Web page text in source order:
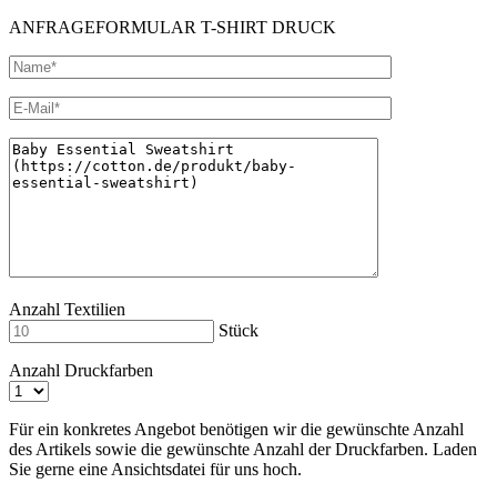
ANFRAGEFORMULAR T-SHIRT DRUCK
Anzahl Textilien
Stück
Anzahl Druckfarben
Für ein konkretes Angebot benötigen wir die gewünschte Anzahl
des Artikels sowie die gewünschte Anzahl der Druckfarben. Laden
Sie gerne eine Ansichtsdatei für uns hoch.